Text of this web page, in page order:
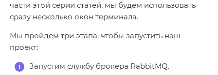
части этой серии статей, мы будем использовать
сразу несколько окон терминала.
Мы пройдем три этапа, чтобы запустить наш
проект:
Запустим службу брокера RabbitMQ.